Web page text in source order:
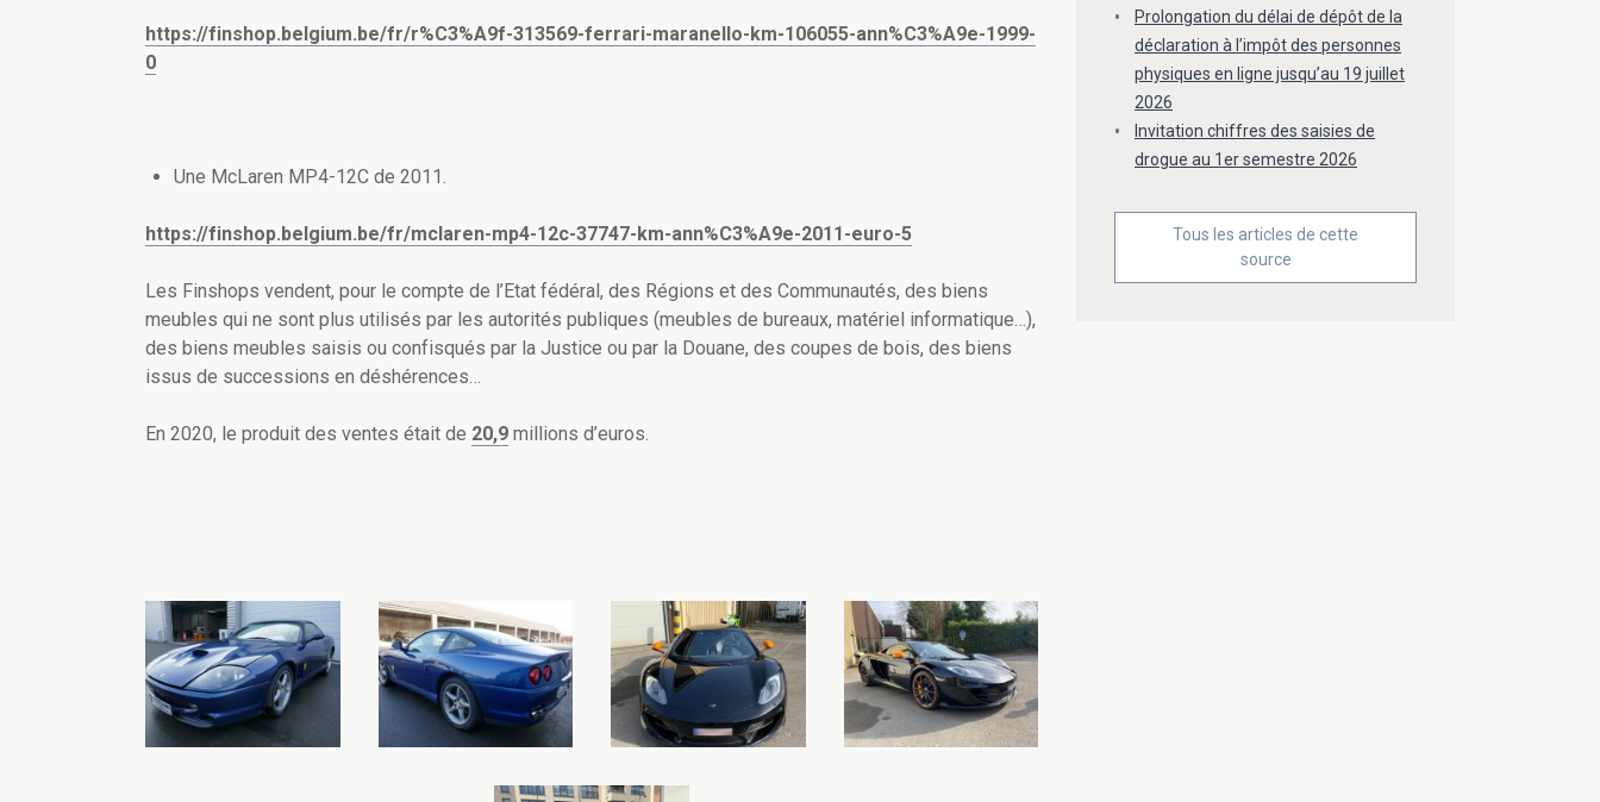
https://finshop.belgium.be/fr/r%C3%A9f-313569-ferrari-maranello-km-106055-ann%C3%A9e-1999-
0
Une McLaren MP4-12C de 2011.
https://finshop.belgium.be/fr/mclaren-mp4-12c-37747-km-ann%C3%A9e-2011-euro-5
Les Finshops vendent, pour le compte de l’Etat fédéral, des Régions et des Communautés, des biens
meubles qui ne sont plus utilisés par les autorités publiques (meubles de bureaux, matériel informatique…),
des biens meubles saisis ou confisqués par la Justice ou par la Douane, des coupes de bois, des biens
issus de successions en déshérences…
En 2020, le produit des ventes était de 20,9 millions d’euros.
Prolongation du délai de dépôt de la
déclaration à l’impôt des personnes
physiques en ligne jusqu’au 19 juillet
2026
Invitation chiffres des saisies de
drogue au 1er semestre 2026
Tous les articles de cette
source